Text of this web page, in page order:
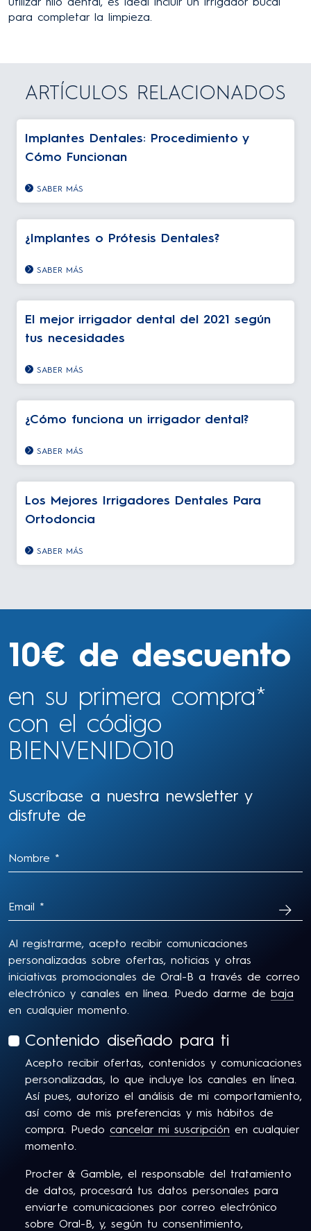
para completar la limpieza.
ARTÍCULOS RELACIONADOS
Implantes Dentales: Procedimiento y
Cómo Funcionan
SABER MÁS
¿Implantes o Prótesis Dentales?
SABER MÁS
El mejor irrigador dental del 2021 según
tus necesidades
SABER MÁS
¿Cómo funciona un irrigador dental?
SABER MÁS
Los Mejores Irrigadores Dentales Para
Ortodoncia
SABER MÁS
10€ de descuento
en su primera compra*
con el código
BIENVENIDO10
Suscríbase a nuestra newsletter y
disfrute de
Al registrarme, acepto recibir comunicaciones
personalizadas sobre ofertas, noticias y otras
iniciativas promocionales de Oral-B a través de correo
electrónico y canales en línea. Puedo darme de baja
en cualquier momento.
Contenido diseñado para ti
Acepto recibir ofertas, contenidos y comunicaciones
personalizadas, lo que incluye los canales en línea.
Así pues, autorizo el análisis de mi comportamiento,
así como de mis preferencias y mis hábitos de
compra. Puedo cancelar mi suscripción en cualquier
momento.
Procter & Gamble, el responsable del tratamiento
de datos, procesará tus datos personales para
enviarte comunicaciones por correo electrónico
sobre Oral-B, y, según tu consentimiento,